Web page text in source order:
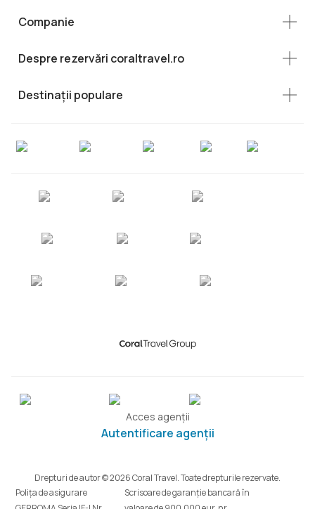
Companie
Despre rezervări coraltravel.ro
Destinații populare
Acces agenții
Autentificare agenții
Drepturi de autor © 2026 Coral Travel. Toate drepturile rezervate.
Polița de asigurare
Scrisoare de garanție bancară în